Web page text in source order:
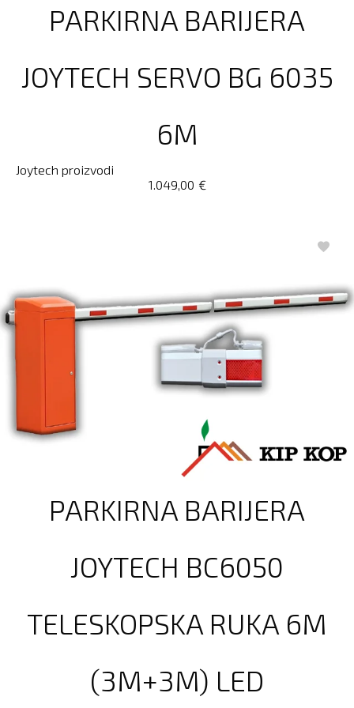
PARKIRNA BARIJERA
JOYTECH SERVO BG 6035
6M
Joytech proizvodi
€
1.049,00
PARKIRNA BARIJERA
JOYTECH BC6050
TELESKOPSKA RUKA 6M
(3M+3M) LED